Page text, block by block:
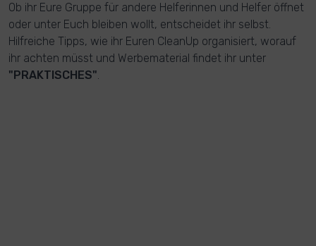
Ob ihr Eure Gruppe für andere Helferinnen und Helfer öffnet
oder unter Euch bleiben wollt, entscheidet ihr selbst.
Hilfreiche Tipps, wie ihr Euren CleanUp organisiert, worauf
ihr achten müsst und Werbematerial findet ihr unter
"PRAKTISCHES".